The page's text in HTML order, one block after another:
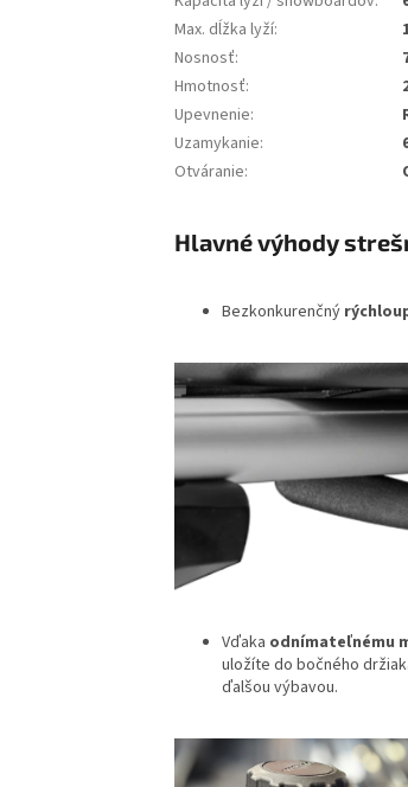
Max. dĺžka lyží:
Nosnosť:
Hmotnosť:
Upevnenie:
Uzamykanie:
Otváranie:
Hlavné výhody
Bezkonkurenčný
Vďaka odnímateľnému
uložíte do bočného
ďalšou výbavou.